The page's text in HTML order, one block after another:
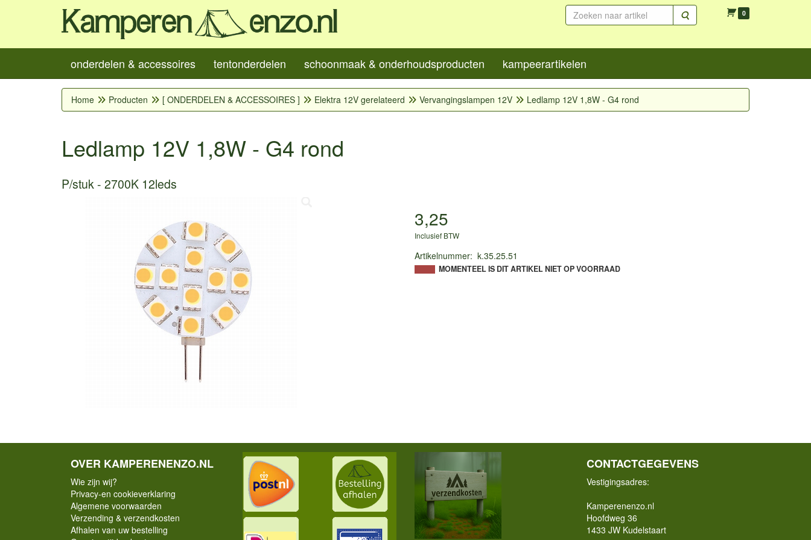
Zoeken 0
onderdelen & accessoires tentonderdelen schoonmaak & onderhoudsproducten kampeerartikelen
Home Producten [ ONDERDELEN & ACCESSOIRES ] Elektra 12V gerelateerd Vervangingslampen 12V Ledlamp 12V 1,8W - G4 rond
Ledlamp 12V 1,8W - G4 rond
P/stuk 2700K 12leds
3,25
Inclusief BTW
Artikelnummer: k.35.25.51
MOMENTEEL IS DIT ARTIKEL NIET OP VOORRAAD
OVER KAMPERENENZO.NL
Wie zijn wij?
Privacy-en cookieverklaring
Algemene voorwaarden
Verzending & verzendkosten
Afhalen van uw bestelling
CONTACTGEGEVENS
Vestigingsadres:
Kamperenenzo.nl
Hoofdweg 36
1433 JW Kudelstaart